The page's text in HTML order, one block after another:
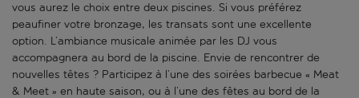
vous aurez le choix entre deux piscines. Si vous préférez
peaufiner votre bronzage, les transats sont une excellente
option. L’ambiance musicale animée par les DJ vous
accompagnera au bord de la piscine. Envie de rencontrer de
nouvelles têtes ? Participez à l’une des soirées barbecue « Meat
& Meet » en haute saison, ou à l’une des fêtes au bord de la